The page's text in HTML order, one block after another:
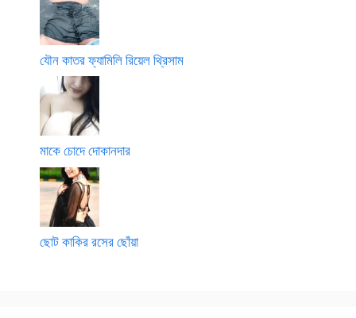
যৌন কাতর ফ্যামিলি রিয়েল থ্রিসাম
মাকে চোদে দোকানদার
ছোট কাকির রসের ছোঁয়া